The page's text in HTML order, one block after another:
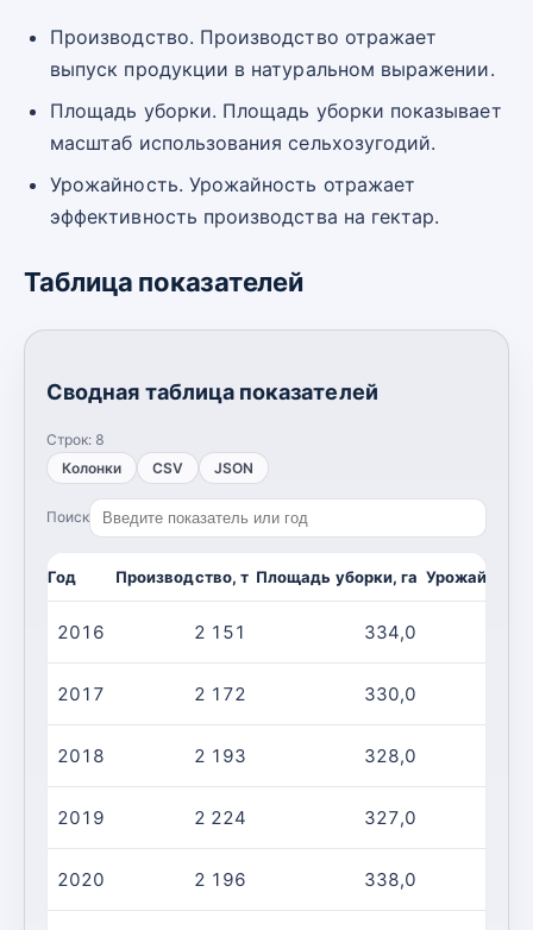
Производство. Производство отражает
выпуск продукции в натуральном выражении.
Площадь уборки. Площадь уборки показывает
масштаб использования сельхозугодий.
Урожайность. Урожайность отражает
эффективность производства на гектар.
Таблица показателей
Сводная таблица показателей
Строк: 8
Колонки
CSV JSON
Поиск
Год Производство, т Площадь уборки, га
2016 2 151 334,0
2017 2 172 330,0
2018 2 193 328,0
2019 2 224 327,0
2020 2 196 338,0